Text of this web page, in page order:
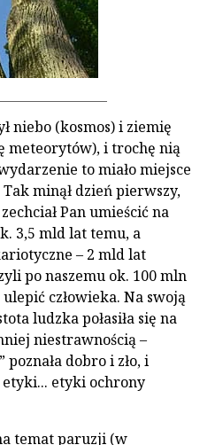
niebo (kosmos) i ziemię
meteorytów), i trochę nią
to miało miejsce
minął dzień pierwszy,
Pan umieścić na
3,5 mld lat temu, a
– 2 mld lat
po naszemu ok. 100 mln
człowieka. Na swoją
ludzka połasiła się na
niestrawnością –
poznała dobro i zło, i
etyki... etyki ochrony
temat paruzji (w